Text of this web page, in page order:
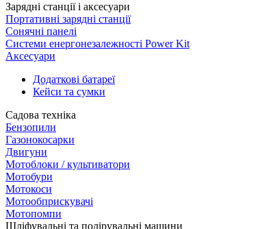
Зарядні станції і аксесуари
Портативні зарядні станції
Сонячні панелі
Системи енергонезалежності Power Kit
Аксесуари
Додаткові батареї
Кейси та сумки
Садова техніка
Бензопили
Газонокосарки
Двигуни
Мотоблоки / культиватори
Мотобури
Мотокоси
Мотообприскувачі
Мотопомпи
Шліфувальні та полірувальні машини